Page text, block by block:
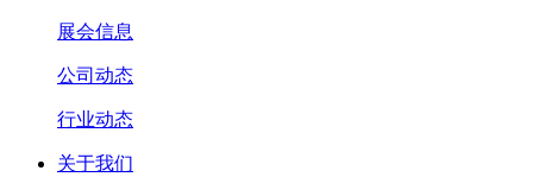
展会信息
公司动态
行业动态
关于我们